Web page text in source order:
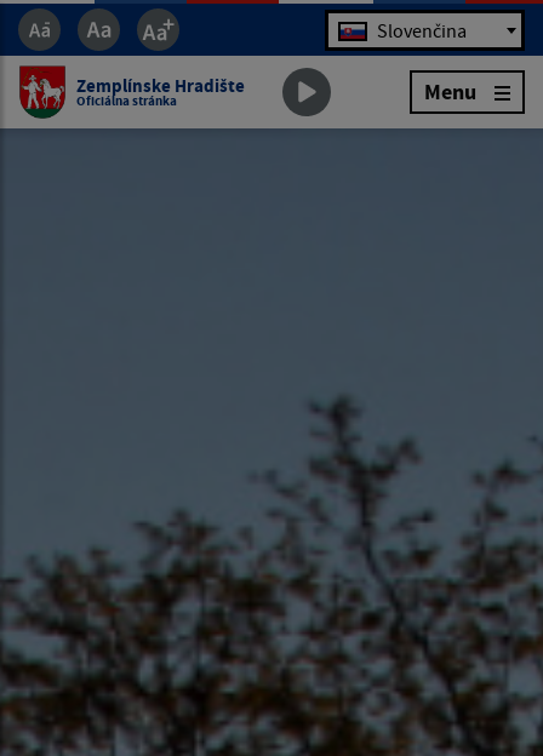
Jazyk Slovenčina
Zemplínske Hradište
Oficiálna stránka Menu